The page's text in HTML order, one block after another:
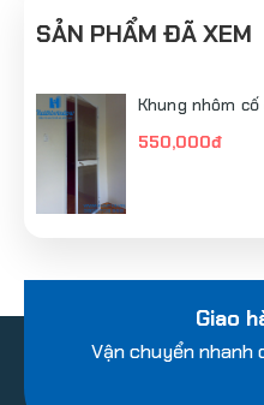
SẢN PHẨM ĐÃ XEM
Khung nhôm
550,000đ
Giao
Vận chuyển nhanh